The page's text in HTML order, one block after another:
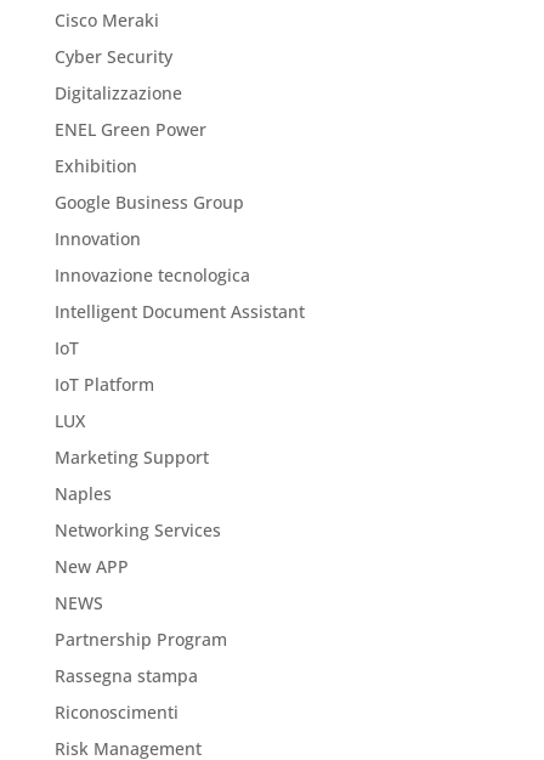
Cisco Meraki
Cyber Security
Digitalizzazione
ENEL Green Power
Exhibition
Google Business Group
Innovation
Innovazione tecnologica
Intelligent Document Assistant
IoT
IoT Platform
LUX
Marketing Support
Naples
Networking Services
New APP
NEWS
Partnership Program
Rassegna stampa
Riconoscimenti
Risk Management